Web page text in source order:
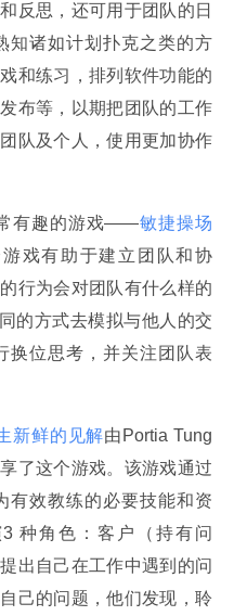
反思，还可用于团队的日
知诸如计划扑克之类的方
和练习，排列软件功能的
布等，以期把团队的工作
队及个人，使用更加协作
常有趣的游戏——敏捷操场
游戏有助于建立团队和协
行为会对团队有什么样的
的方式去模拟与他人的交
换位思考，并关注团队表
新鲜的见解由Portia Tung
了这个游戏。该游戏通过
有效教练的必要技能和资
种角色：客户（持有问
出自己在工作中遇到的问
己的问题，他们发现，聆